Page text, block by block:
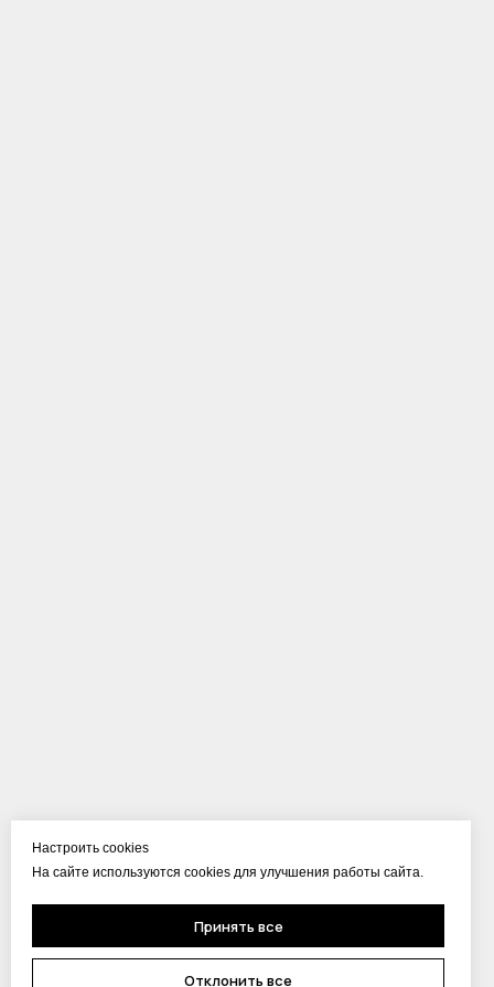
Настроить cookies
На сайте используются cookies для улучшения работы сайта.
Принять все
Отклонить все